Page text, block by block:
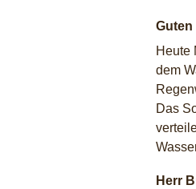
Guten
Heute
dem
Das
Herr